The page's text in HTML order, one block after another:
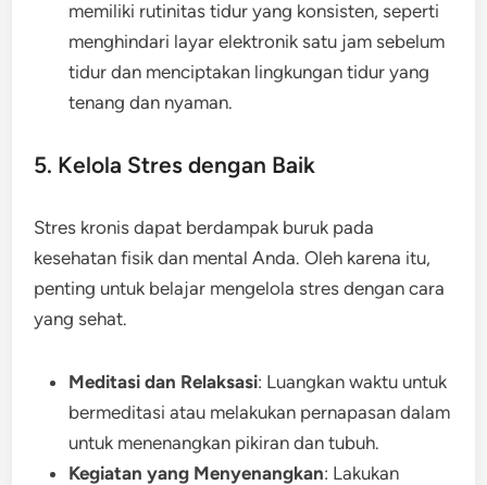
memiliki rutinitas tidur yang konsisten, seperti
menghindari layar elektronik satu jam sebelum
tidur dan menciptakan lingkungan tidur yang
tenang dan nyaman.
5. Kelola Stres dengan Baik
Stres kronis dapat berdampak buruk pada
kesehatan fisik dan mental Anda. Oleh karena itu,
penting untuk belajar mengelola stres dengan cara
yang sehat.
Meditasi dan Relaksasi: Luangkan waktu untuk
bermeditasi atau melakukan pernapasan dalam
untuk menenangkan pikiran dan tubuh.
Kegiatan yang Menyenangkan: Lakukan